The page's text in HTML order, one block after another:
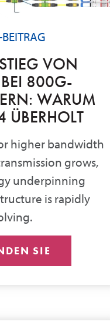
VON
800G-
WARUM
ÜBERHOLT
higher bandwidth
grows,
underpinning
is rapidly
SIE